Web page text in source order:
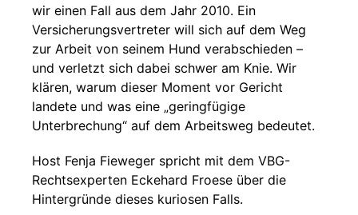
wir einen Fall aus dem Jahr 2010. Ein
Versicherungsvertreter will sich auf dem Weg
zur Arbeit von seinem Hund verabschieden –
und verletzt sich dabei schwer am Knie. Wir
klären, warum dieser Moment vor Gericht
landete und was eine „geringfügige
Unterbrechung“ auf dem Arbeitsweg bedeutet.
Host Fenja Fieweger spricht mit dem VBG-
Rechtsexperten Eckehard Froese über die
Hintergründe dieses kuriosen Falls.